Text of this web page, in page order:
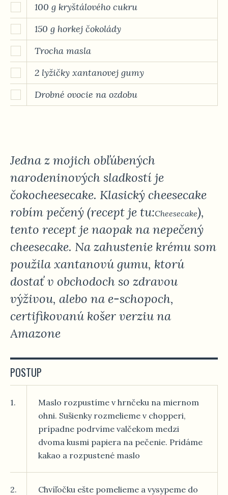
100 g kryštálového cukru
150 g horkej čokolády
Trocha masla
2 lyžičky xantanovej gumy
Drobné ovocie na ozdobu
Jedna z mojich obľúbených
narodeninových sladkostí je
čokocheesecake. Klasický cheesecake
robím pečený (recept je tu:Cheesecake),
tento recept je naopak na nepečený
cheesecake. Na zahustenie krému som
použila xantanovú gumu, ktorú
dostať v obchodoch so zdravou
výživou, alebo na e-schopoch,
certifikovanú košer verziu na
Amazone
POSTUP
1.
Maslo rozpustíme v hrnčeku na miernom
ohni. Sušienky rozmelieme v chopperi,
prípadne podrvíme valčekom medzi
dvoma kusmi papiera na pečenie. Pridáme
kakao a rozpustené maslo
2.
Chvíľočku ešte pomelieme a vysypeme do